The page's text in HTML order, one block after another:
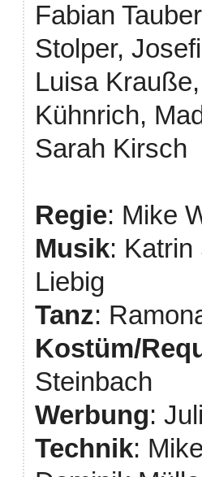
Fabian
Stolper,
Luisa
Kühnrich,
Sarah Kirsch
Regie: Mike
Musik:
Liebig
Tanz:
Kostüm/
Steinbach
Werbung:
Technik: